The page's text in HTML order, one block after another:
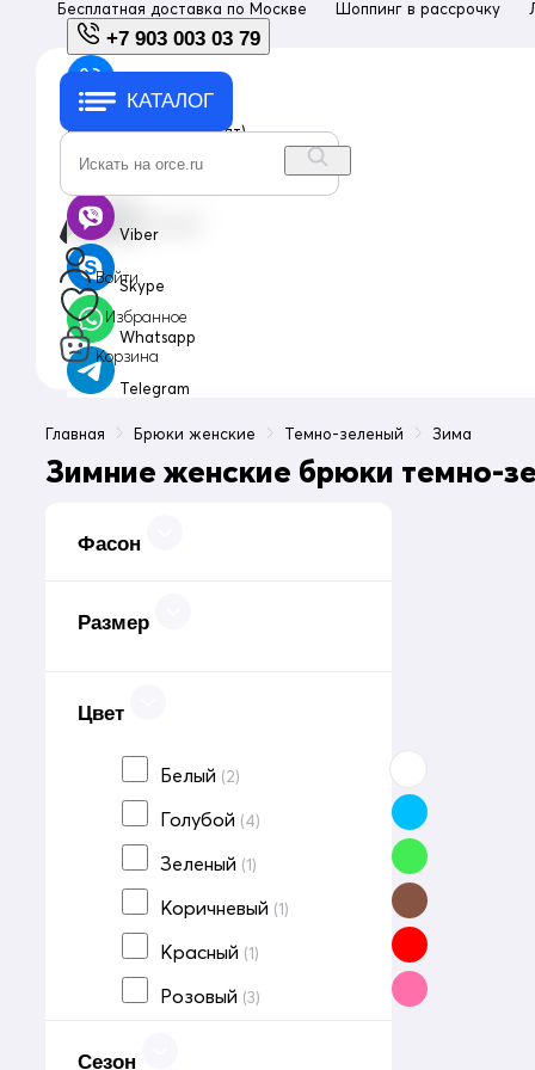
Бесплатная доставка по Москве Шоппинг в рассрочку
+7 903 003 03 79
+7 903 003 03 79
с 10:00 до 18:00 (пн-пт)
Viber
Skype
Whatsapp
Telegram
КАТАЛОГ
Войти
Избранное
Корзина
Главная Брюки женские Темно-зеленый Зима
Зимние женские брюки темно-
Фасон
Размер
Цвет
Белый (2)
Голубой (4)
Зеленый (1)
Коричневый (1)
Красный (1)
Розовый (3)
Сезон